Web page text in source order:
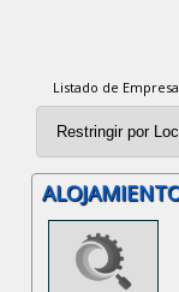
Listado de